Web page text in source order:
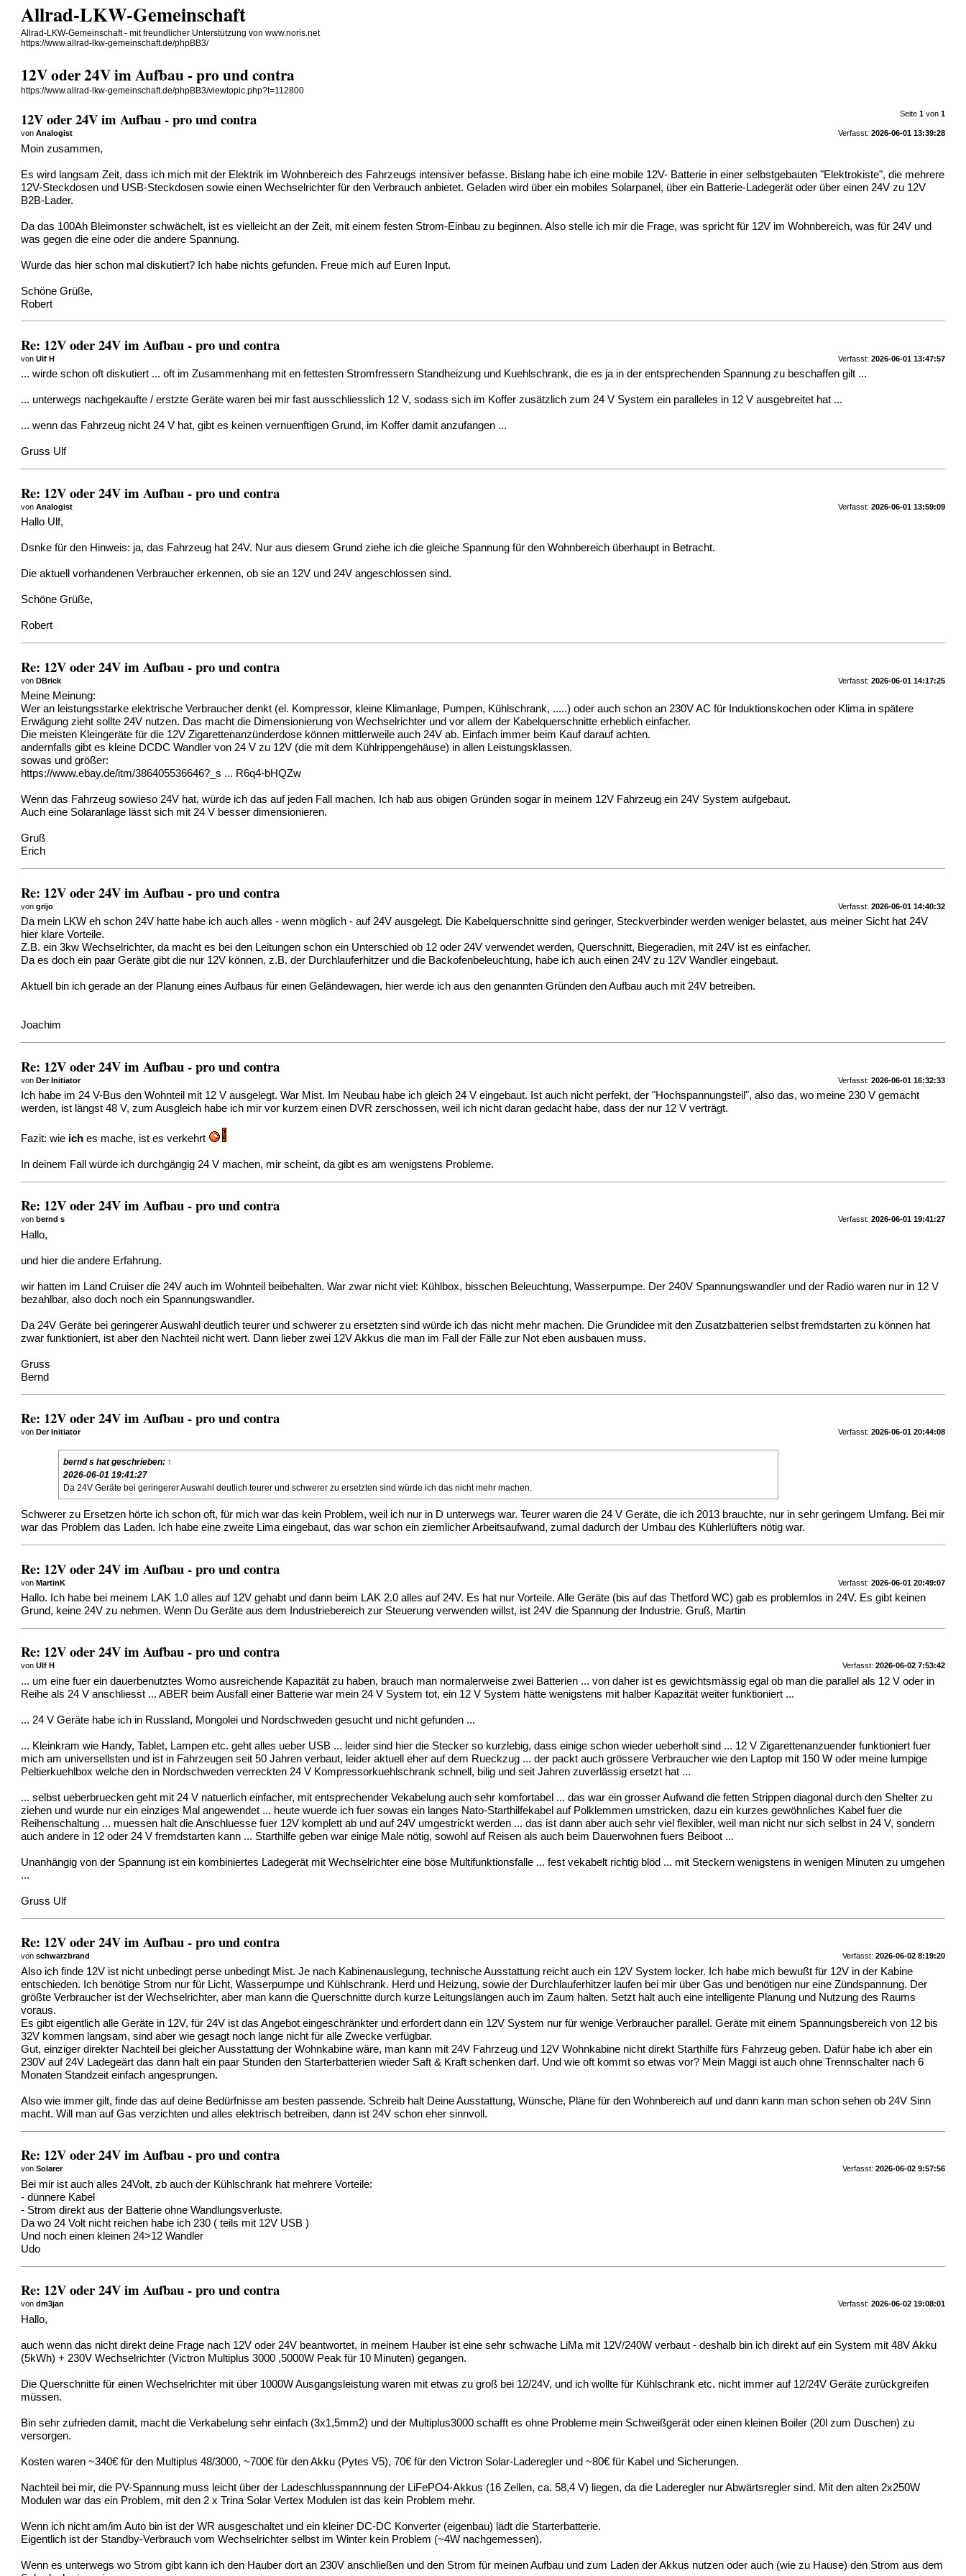
Allrad-LKW-Gemeinschaft
Allrad-LKW-Gemeinschaft - mit freundlicher Unterstützung von www.noris.net
https://www.allrad-lkw-gemeinschaft.de/phpBB3/
12V oder 24V im Aufbau - pro und contra
https://www.allrad-lkw-gemeinschaft.de/phpBB3/viewtopic.php?t=112800
Seite 1von 1
12V oder 24V im Aufbau - pro und contra
Verfasst: 2026-06-01 13:39:28
vonAnalogist
Moin zusammen,
Es wird langsam Zeit, dass ich mich mit der Elektrik im Wohnbereich des Fahrzeugs intensiver befasse. Bislang habe ich eine mobile 12V- Batterie in einer selbstgebauten "Elektrokiste", die mehrere
12V-Steckdosen und USB-Steckdosen sowie einen Wechselrichter für den Verbrauch anbietet. Geladen wird über ein mobiles Solarpanel, über ein Batterie-Ladegerät oder über einen 24V zu 12V
B2B-Lader.
Da das 100Ah Bleimonster schwächelt, ist es vielleicht an der Zeit, mit einem festen Strom-Einbau zu beginnen. Also stelle ich mir die Frage, was spricht für 12V im Wohnbereich, was für 24V und
was gegen die eine oder die andere Spannung.
Wurde das hier schon mal diskutiert? Ich habe nichts gefunden. Freue mich auf Euren Input.
Schöne Grüße,
Robert
Re: 12V oder 24V im Aufbau - pro und contra
Verfasst: 2026-06-01 13:47:57
vonUlf H
... wirde schon oft diskutiert ... oft im Zusammenhang mit en fettesten Stromfressern Standheizung und Kuehlschrank, die es ja in der entsprechenden Spannung zu beschaffen gilt ...
... unterwegs nachgekaufte / erstzte Geräte waren bei mir fast ausschliesslich 12 V, sodass sich im Koffer zusätzlich zum 24 V System ein paralleles in 12 V ausgebreitet hat ...
... wenn das Fahrzeug nicht 24 V hat, gibt es keinen vernuenftigen Grund, im Koffer damit anzufangen ...
Gruss Ulf
Re: 12V oder 24V im Aufbau - pro und contra
Verfasst: 2026-06-01 13:59:09
vonAnalogist
Hallo Ulf,
Dsnke für den Hinweis: ja, das Fahrzeug hat 24V. Nur aus diesem Grund ziehe ich die gleiche Spannung für den Wohnbereich überhaupt in Betracht.
Die aktuell vorhandenen Verbraucher erkennen, ob sie an 12V und 24V angeschlossen sind.
Schöne Grüße,
Robert
Re: 12V oder 24V im Aufbau - pro und contra
Verfasst: 2026-06-01 14:17:25
vonDBrick
Meine Meinung:
Wer an leistungsstarke elektrische Verbraucher denkt (el. Kompressor, kleine Klimanlage, Pumpen, Kühlschrank, .....) oder auch schon an 230V AC für Induktionskochen oder Klima in spätere
Erwägung zieht sollte 24V nutzen. Das macht die Dimensionierung von Wechselrichter und vor allem der Kabelquerschnitte erheblich einfacher.
Die meisten Kleingeräte für die 12V Zigarettenanzünderdose können mittlerweile auch 24V ab. Einfach immer beim Kauf darauf achten.
andernfalls gibt es kleine DCDC Wandler von 24 V zu 12V (die mit dem Kühlrippengehäuse) in allen Leistungsklassen.
sowas und größer:
https://www.ebay.de/itm/386405536646?_s ... R6q4-bHQZw
Wenn das Fahrzeug sowieso 24V hat, würde ich das auf jeden Fall machen. Ich hab aus obigen Gründen sogar in meinem 12V Fahrzeug ein 24V System aufgebaut.
Auch eine Solaranlage lässt sich mit 24 V besser dimensionieren.
Gruß
Erich
Re: 12V oder 24V im Aufbau - pro und contra
Verfasst: 2026-06-01 14:40:32
vongrijo
Da mein LKW eh schon 24V hatte habe ich auch alles - wenn möglich - auf 24V ausgelegt. Die Kabelquerschnitte sind geringer, Steckverbinder werden weniger belastet, aus meiner Sicht hat 24V
hier klare Vorteile.
Z.B. ein 3kw Wechselrichter, da macht es bei den Leitungen schon ein Unterschied ob 12 oder 24V verwendet werden, Querschnitt, Biegeradien, mit 24V ist es einfacher.
Da es doch ein paar Geräte gibt die nur 12V können, z.B. der Durchlauferhitzer und die Backofenbeleuchtung, habe ich auch einen 24V zu 12V Wandler eingebaut.
Aktuell bin ich gerade an der Planung eines Aufbaus für einen Geländewagen, hier werde ich aus den genannten Gründen den Aufbau auch mit 24V betreiben.
Joachim
Re: 12V oder 24V im Aufbau - pro und contra
Verfasst: 2026-06-01 16:32:33
vonDer Initiator
Ich habe im 24 V-Bus den Wohnteil mit 12 V ausgelegt. War Mist. Im Neubau habe ich gleich 24 V eingebaut. Ist auch nicht perfekt, der "Hochspannungsteil", also das, wo meine 230 V gemacht
werden, ist längst 48 V, zum Ausgleich habe ich mir vor kurzem einen DVR zerschossen, weil ich nicht daran gedacht habe, dass der nur 12 V verträgt.
Fazit: wie ich es mache, ist es verkehrt
In deinem Fall würde ich durchgängig 24 V machen, mir scheint, da gibt es am wenigstens Probleme.
Re: 12V oder 24V im Aufbau - pro und contra
Verfasst: 2026-06-01 19:41:27
von bernd s
Hallo,
und hier die andere Erfahrung.
wir hatten im Land Cruiser die 24V auch im Wohnteil beibehalten. War zwar nicht viel: Kühlbox, bisschen Beleuchtung, Wasserpumpe. Der 240V Spannungswandler und der Radio waren nur in 12 V
bezahlbar, also doch noch ein Spannungswandler.
Da 24V Geräte bei geringerer Auswahl deutlich teurer und schwerer zu ersetzten sind würde ich das nicht mehr machen. Die Grundidee mit den Zusatzbatterien selbst fremdstarten zu können hat
zwar funktioniert, ist aber den Nachteil nicht wert. Dann lieber zwei 12V Akkus die man im Fall der Fälle zur Not eben ausbauen muss.
Gruss
Bernd
Re: 12V oder 24V im Aufbau - pro und contra
Verfasst: 2026-06-01 20:44:08
von Der Initiator
bernd shat geschrieben: ↑
2026-06-01 19:41:27
Da 24V Geräte bei geringerer Auswahl deutlich teurer und schwerer zu ersetzten sind würde ich das nicht mehr machen.
Schwerer zu Ersetzen hörte ich schon oft, für mich war das kein Problem, weil ich nur in D unterwegs war. Teurer waren die 24 V Geräte, die ich 2013 brauchte, nur in sehr geringem Umfang. Bei mir
war das Problem das Laden. Ich habe eine zweite Lima eingebaut, das war schon ein ziemlicher Arbeitsaufwand, zumal dadurch der Umbau des Kühlerlüfters nötig war.
Re: 12V oder 24V im Aufbau - pro und contra
Verfasst: 2026-06-01 20:49:07
vonMartinK
Hallo. Ich habe bei meinem LAK 1.0 alles auf 12V gehabt und dann beim LAK 2.0 alles auf 24V. Es hat nur Vorteile. Alle Geräte (bis auf das Thetford WC) gab es problemlos in 24V. Es gibt keinen
Grund, keine 24V zu nehmen. Wenn Du Geräte aus dem Industriebereich zur Steuerung verwenden willst, ist 24V die Spannung der Industrie. Gruß, Martin
Re: 12V oder 24V im Aufbau - pro und contra
Verfasst: 2026-06-02 7:53:42
vonUlf H
... um eine fuer ein dauerbenutztes Womo ausreichende Kapazität zu haben, brauch man normalerweise zwei Batterien ... von daher ist es gewichtsmässig egal ob man die parallel als 12 V oder in
Reihe als 24 V anschliesst ... ABER beim Ausfall einer Batterie war mein 24 V System tot, ein 12 V System hätte wenigstens mit halber Kapazität weiter funktioniert ...
... 24 V Geräte habe ich in Russland, Mongolei und Nordschweden gesucht und nicht gefunden ...
... Kleinkram wie Handy, Tablet, Lampen etc. geht alles ueber USB ... leider sind hier die Stecker so kurzlebig, dass einige schon wieder ueberholt sind ... 12 V Zigarettenanzuender funktioniert fuer
mich am universellsten und ist in Fahrzeugen seit 50 Jahren verbaut, leider aktuell eher auf dem Rueckzug ... der packt auch grössere Verbraucher wie den Laptop mit 150 W oder meine lumpige
Peltierkuehlbox welche den in Nordschweden verreckten 24 V Kompressorkuehlschrank schnell, bilig und seit Jahren zuverlässig ersetzt hat ...
... selbst ueberbruecken geht mit 24 V natuerlich einfacher, mit entsprechender Vekabelung auch sehr komfortabel ... das war ein grosser Aufwand die fetten Strippen diagonal durch den Shelter zu
ziehen und wurde nur ein einziges Mal angewendet ... heute wuerde ich fuer sowas ein langes Nato-Starthilfekabel auf Polklemmen umstricken, dazu ein kurzes gewöhnliches Kabel fuer die
Reihenschaltung ... muessen halt die Anschluesse fuer 12V komplett ab und auf 24V umgestrickt werden ... das ist dann aber auch sehr viel flexibler, weil man nicht nur sich selbst in 24 V, sondern
auch andere in 12 oder 24 V fremdstarten kann ... Starthilfe geben war einige Male nötig, sowohl auf Reisen als auch beim Dauerwohnen fuers Beiboot ...
Unanhängig von der Spannung ist ein kombiniertes Ladegerät mit Wechselrichter eine böse Multifunktionsfalle ... fest vekabelt richtig blöd ... mit Steckern wenigstens in wenigen Minuten zu umgehen
...
Gruss Ulf
Re: 12V oder 24V im Aufbau - pro und contra
Verfasst: 2026-06-02 8:19:20
vonschwarzbrand
Also ich finde 12V ist nicht unbedingt perse unbedingt Mist. Je nach Kabinenauslegung, technische Ausstattung reicht auch ein 12V System locker. Ich habe mich bewußt für 12V in der Kabine
entschieden. Ich benötige Strom nur für Licht, Wasserpumpe und Kühlschrank. Herd und Heizung, sowie der Durchlauferhitzer laufen bei mir über Gas und benötigen nur eine Zündspannung. Der
größte Verbraucher ist der Wechselrichter, aber man kann die Querschnitte durch kurze Leitungslängen auch im Zaum halten. Setzt halt auch eine intelligente Planung und Nutzung des Raums
voraus.
Es gibt eigentlich alle Geräte in 12V, für 24V ist das Angebot eingeschränkter und erfordert dann ein 12V System nur für wenige Verbraucher parallel. Geräte mit einem Spannungsbereich von 12 bis
32V kommen langsam, sind aber wie gesagt noch lange nicht für alle Zwecke verfügbar.
Gut, einziger direkter Nachteil bei gleicher Ausstattung der Wohnkabine wäre, man kann mit 24V Fahrzeug und 12V Wohnkabine nicht direkt Starthilfe fürs Fahrzeug geben. Dafür habe ich aber ein
230V auf 24V Ladegeärt das dann halt ein paar Stunden den Starterbatterien wieder Saft & Kraft schenken darf. Und wie oft kommt so etwas vor? Mein Maggi ist auch ohne Trennschalter nach 6
Monaten Standzeit einfach angesprungen.
Also wie immer gilt, finde das auf deine Bedürfnisse am besten passende. Schreib halt Deine Ausstattung, Wünsche, Pläne für den Wohnbereich auf und dann kann man schon sehen ob 24V Sinn
macht. Will man auf Gas verzichten und alles elektrisch betreiben, dann ist 24V schon eher sinnvoll.
Re: 12V oder 24V im Aufbau - pro und contra
Verfasst: 2026-06-02 9:57:56
vonSolarer
Bei mir ist auch alles 24Volt, zb auch der Kühlschrank hat mehrere Vorteile:
- dünnere Kabel
- Strom direkt aus der Batterie ohne Wandlungsverluste.
Da wo 24 Volt nicht reichen habe ich 230 ( teils mit 12V USB )
Und noch einen kleinen 24>12 Wandler
Udo
Re: 12V oder 24V im Aufbau - pro und contra
Verfasst: 2026-06-02 19:08:01
vondm3jan
Hallo,
auch wenn das nicht direkt deine Frage nach 12V oder 24V beantwortet, in meinem Hauber ist eine sehr schwache LiMa mit 12V/240W verbaut - deshalb bin ich direkt auf ein System mit 48V Akku
(5kWh) + 230V Wechselrichter (Victron Multiplus 3000 ,5000W Peak für 10 Minuten) gegangen.
Die Querschnitte für einen Wechselrichter mit über 1000W Ausgangsleistung waren mit etwas zu groß bei 12/24V, und ich wollte für Kühlschrank etc. nicht immer auf 12/24V Geräte zurückgreifen
müssen.
Bin sehr zufrieden damit, macht die Verkabelung sehr einfach (3x1,5mm2) und der Multiplus3000 schafft es ohne Probleme mein Schweißgerät oder einen kleinen Boiler (20l zum Duschen) zu
versorgen.
Kosten waren ~340€ für den Multiplus 48/3000, ~700€ für den Akku (Pytes V5), 70€ für den Victron Solar-Laderegler und ~80€ für Kabel und Sicherungen.
Nachteil bei mir, die PV-Spannung muss leicht über der Ladeschlusspannnung der LiFePO4-Akkus (16 Zellen, ca. 58,4 V) liegen, da die Laderegler nur Abwärtsregler sind. Mit den alten 2x250W
Modulen war das ein Problem, mit den 2 x Trina Solar Vertex Modulen ist das kein Problem mehr.
Wenn ich nicht am/im Auto bin ist der WR ausgeschaltet und ein kleiner DC-DC Konverter (eigenbau) lädt die Starterbatterie.
Eigentlich ist der Standby-Verbrauch vom Wechselrichter selbst im Winter kein Problem (~4W nachgemessen).
Wenn es unterwegs wo Strom gibt kann ich den Hauber dort an 230V anschließen und den Strom für meinen Aufbau und zum Laden der Akkus nutzen oder auch (wie zu Hause) den Strom aus dem